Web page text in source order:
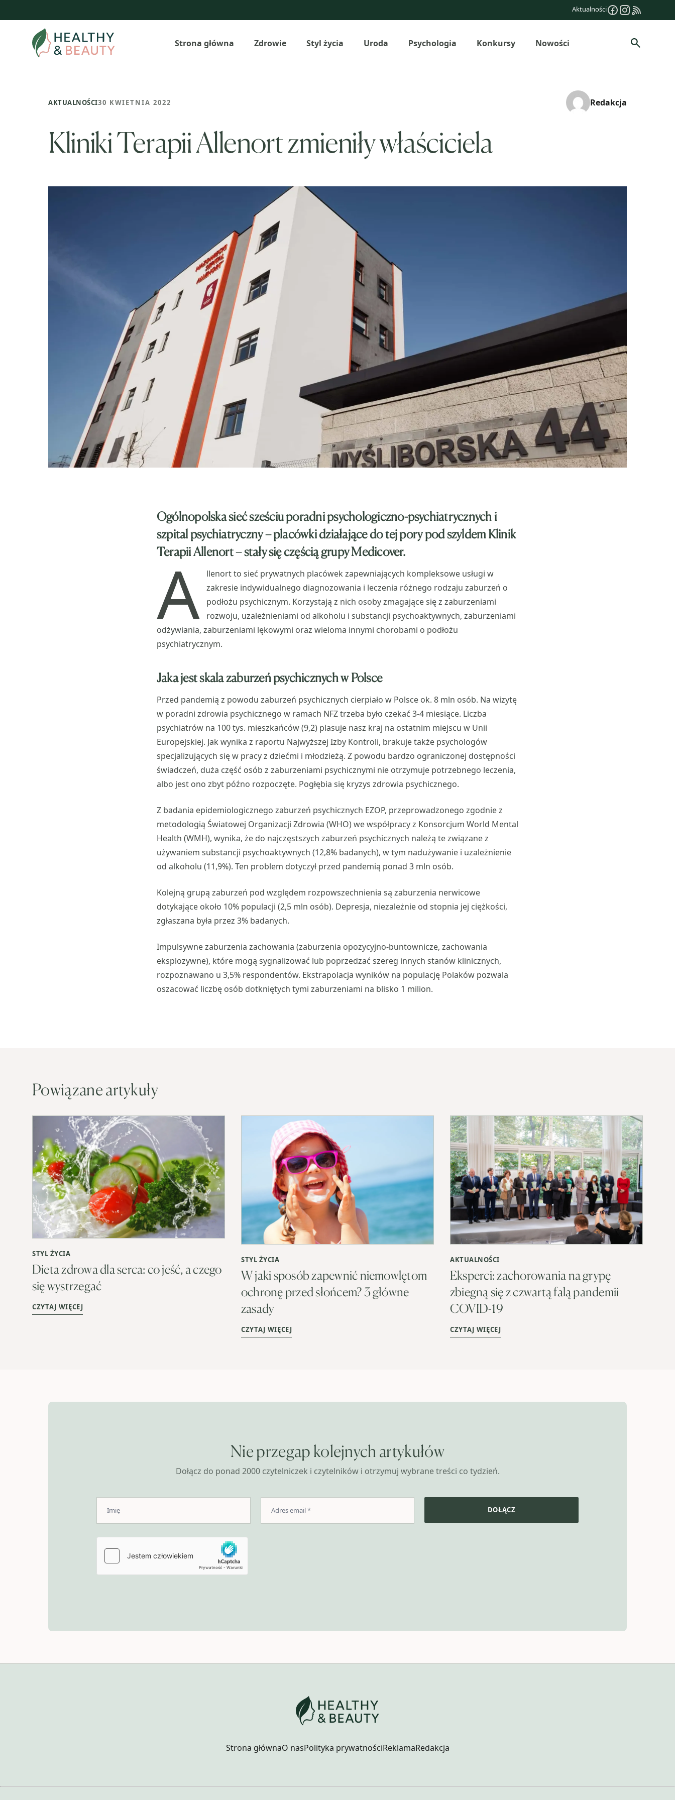
do
Aktualności
Strona główna Zdrowie Styl życia Uroda Psychologia Konkursy Nowości Szukaj
AKTUALNOŚCI30 KWIETNIA 2022 Redakcja
Kliniki Terapii Allenort zmieniły właściciela
Ogólnopolska sieć sześciu poradni psychologiczno-psychiatrycznych i
szpital psychiatryczny – placówki działające do tej pory pod szyldem Klinik
TerapiiAllenort– stały się częścią grupy Medicover.
A
llenort to sieć prywatnych placówek zapewniających kompleksowe usługi w
zakresie indywidualnego diagnozowania i leczenia różnego rodzaju zaburzeń o
podłożu psychicznym. Korzystają z nich osoby zmagające się z zaburzeniami
rozwoju, uzależnieniami od alkoholu i substancji psychoaktywnych, zaburzeniami
odżywiania, zaburzeniami lękowymi oraz wieloma innymi chorobami o podłożu
psychiatrycznym.
Jaka jest skala zaburzeń psychicznych w Polsce
Przed pandemią z powodu zaburzeń psychicznych cierpiało w Polsce ok. 8 mln osób. Na wizytę
w poradni zdrowia psychicznego w ramach NFZ trzeba było czekać 3-4 miesiące. Liczba
psychiatrów na 100 tys. mieszkańców (9,2) plasuje nasz kraj na ostatnim miejscu w Unii
Europejskiej. Jak wynika z raportu Najwyższej Izby Kontroli, brakuje także psychologów
specjalizujących się w pracy z dziećmi i młodzieżą. Z powodu bardzo ograniczonej dostępności
świadczeń, duża część osób z zaburzeniami psychicznymi nie otrzymuje potrzebnego leczenia,
albo jest ono zbyt późno rozpoczęte. Pogłębia się kryzys zdrowia psychicznego.
Z badania epidemiologicznego zaburzeń psychicznych EZOP, przeprowadzonego zgodnie z
metodologią Światowej Organizacji Zdrowia (WHO) we współpracy z Konsorcjum World Mental
Health (WMH), wynika, że do najczęstszych zaburzeń psychicznych należą te związane z
używaniem substancji psychoaktywnych (12,8% badanych), w tym nadużywanie i uzależnienie
od alkoholu (11,9%). Ten problem dotyczył przed pandemią ponad 3 mln osób.
Kolejną grupą zaburzeń pod względem rozpowszechnienia są zaburzenia nerwicowe
dotykające około 10% populacji (2,5 mln osób). Depresja, niezależnie od stopnia jej ciężkości,
zgłaszana była przez 3% badanych.
Impulsywne zaburzenia zachowania (zaburzenia opozycyjno-buntownicze, zachowania
eksplozywne), które mogą sygnalizować lub poprzedzać szereg innych stanów klinicznych,
rozpoznawano u 3,5% respondentów. Ekstrapolacja wyników na populację Polaków pozwala
oszacować liczbę osób dotkniętych tymi zaburzeniami na blisko 1 milion.
Powiązane artykuły
STYL ŻYCIA
Dieta zdrowa dla serca: co jeść, a czego
się wystrzegać
CZYTAJ WIĘCEJ
STYL ŻYCIA
W jaki sposób zapewnić niemowlętom
ochronę przed słońcem? 3 główne
zasady
CZYTAJ WIĘCEJ
AKTUALNOŚCI
Eksperci: zachorowania na grypę
zbiegną się z czwartą falą pandemii
COVID-19
CZYTAJ WIĘCEJ
Nie przegap kolejnych artykułów
Dołącz do ponad 2000 czytelniczek i czytelników i otrzymuj wybrane treści co tydzień.
Strona głównaO nasPolityka prywatnościReklamaRedakcja